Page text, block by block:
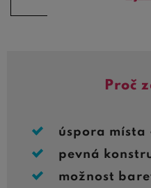
Proč
úspora místa
pevná
možnost